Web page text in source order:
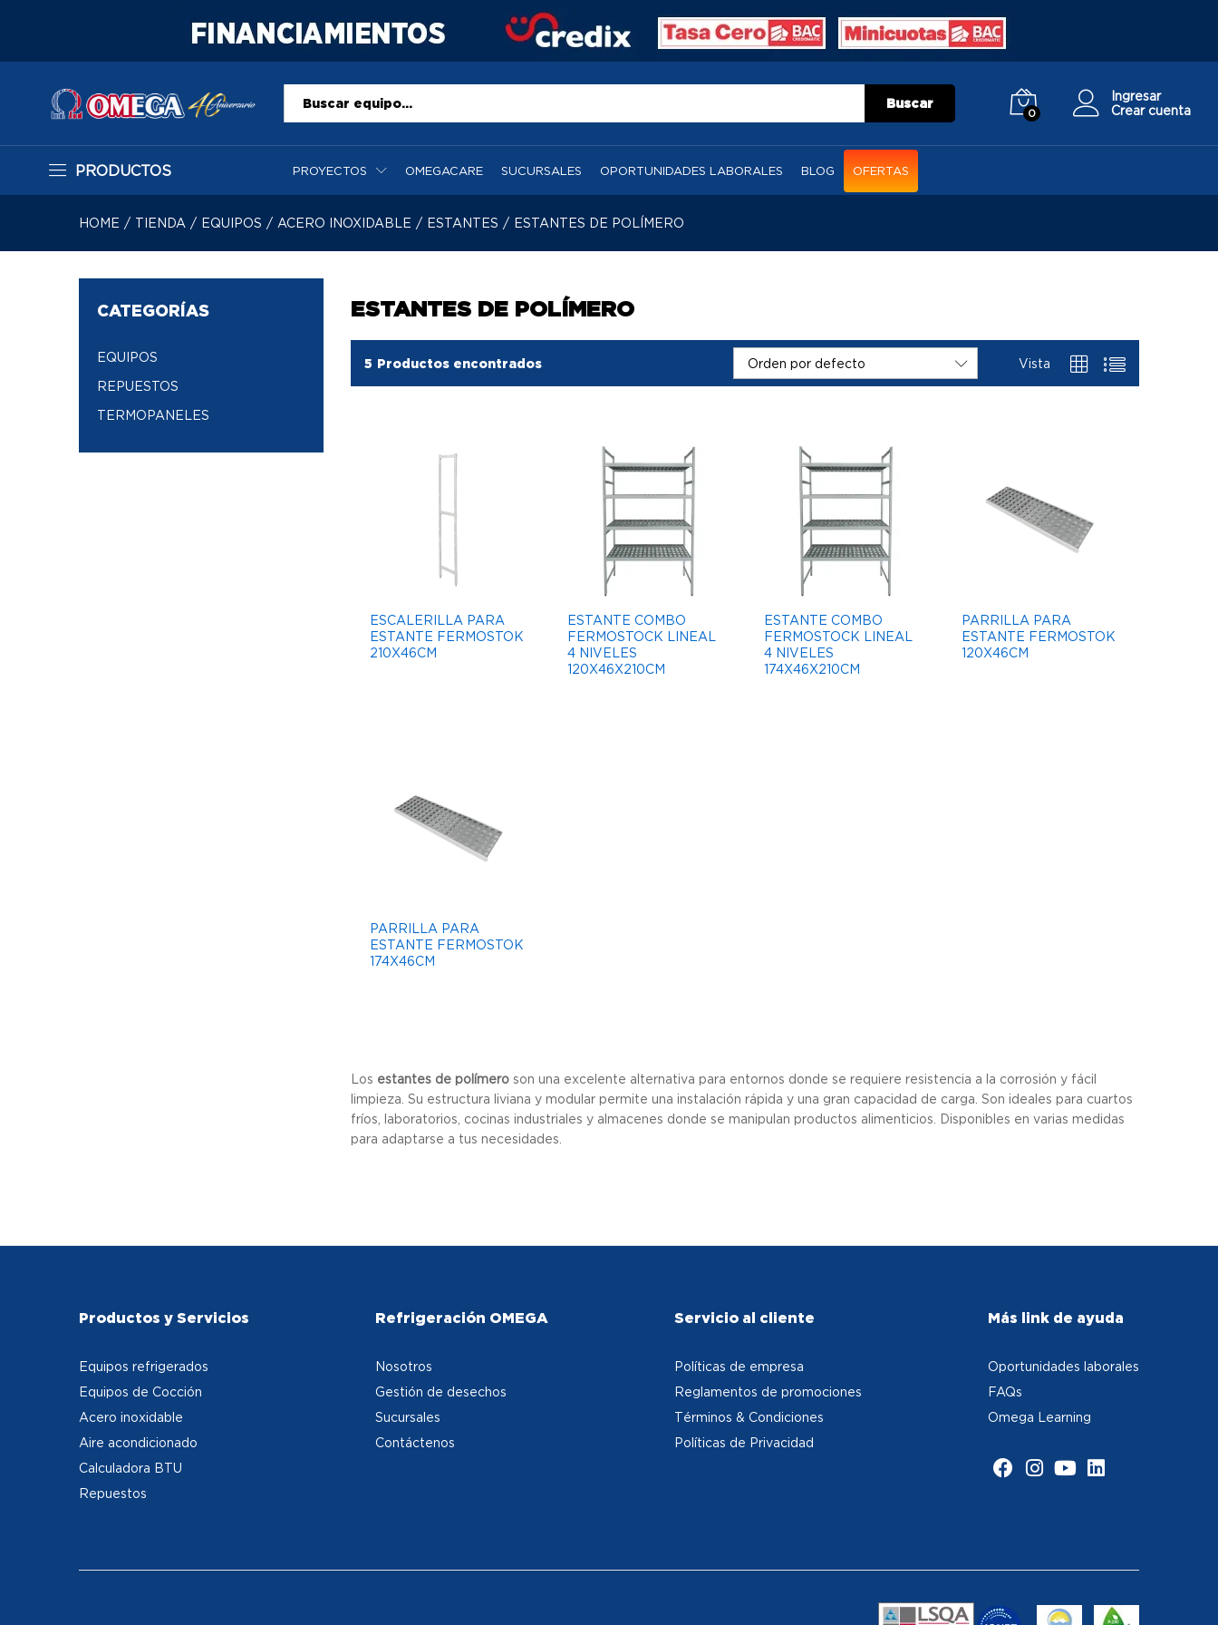
Todo Buscar
0
Ingresar
Crear cuenta
PRODUCTOS PROYECTOS OMEGACARE SUCURSALES OPORTUNIDADES LABORALES BLOG OFERTAS
HOME / TIENDA / EQUIPOS / ACERO INOXIDABLE / ESTANTES / ESTANTES DE POLÍMERO
ESTANTES DE POLÍMERO
5 Productos encontrados Vista
Orden por defecto
ESCALERILLA PARA
ESTANTE FERMOSTOK
210X46CM
ESTANTE COMBO
FERMOSTOCK LINEAL
4 NIVELES
120X46X210CM
ESTANTE COMBO
FERMOSTOCK LINEAL
4 NIVELES
174X46X210CM
PARRILLA PARA
ESTANTE FERMOSTOK
120X46CM
PARRILLA PARA
ESTANTE FERMOSTOK
174X46CM
Los estantes de polímero son una excelente alternativa para entornos donde se requiere resistencia a la corrosión y fácil
limpieza. Su estructura liviana y modular permite una instalación rápida y una gran capacidad de carga. Son ideales para cuartos
fríos, laboratorios, cocinas industriales y almacenes donde se manipulan productos alimenticios. Disponibles en varias medidas
para adaptarse a tus necesidades.
CATEGORÍAS
EQUIPOS
REPUESTOS
TERMOPANELES
Productos y Servicios
Equipos refrigerados
Equipos de Cocción
Acero inoxidable
Aire acondicionado
Calculadora BTU
Repuestos
Refrigeración OMEGA
Nosotros
Gestión de desechos
Sucursales
Contáctenos
Servicio al cliente
Políticas de empresa
Reglamentos de promociones
Términos & Condiciones
Políticas de Privacidad
Más link de ayuda
Oportunidades laborales
FAQs
Omega Learning